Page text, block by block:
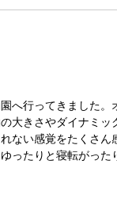
へ行ってきました。
大きさやダイナミ
ない感覚をたくさん
ったりと寝転がった